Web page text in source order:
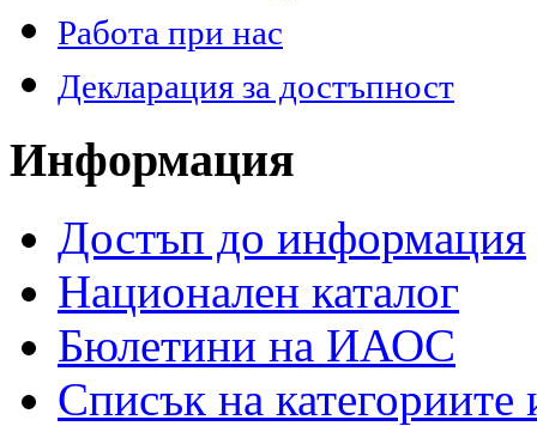
Работа при нас
Декларация за достъпност
Информация
Достъп до информация
Национален каталог
Бюлетини на ИАОС
Списък на